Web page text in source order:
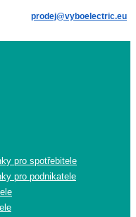
prodej@vyboelectric.eu
pro spotřebitele
pro podnikatele